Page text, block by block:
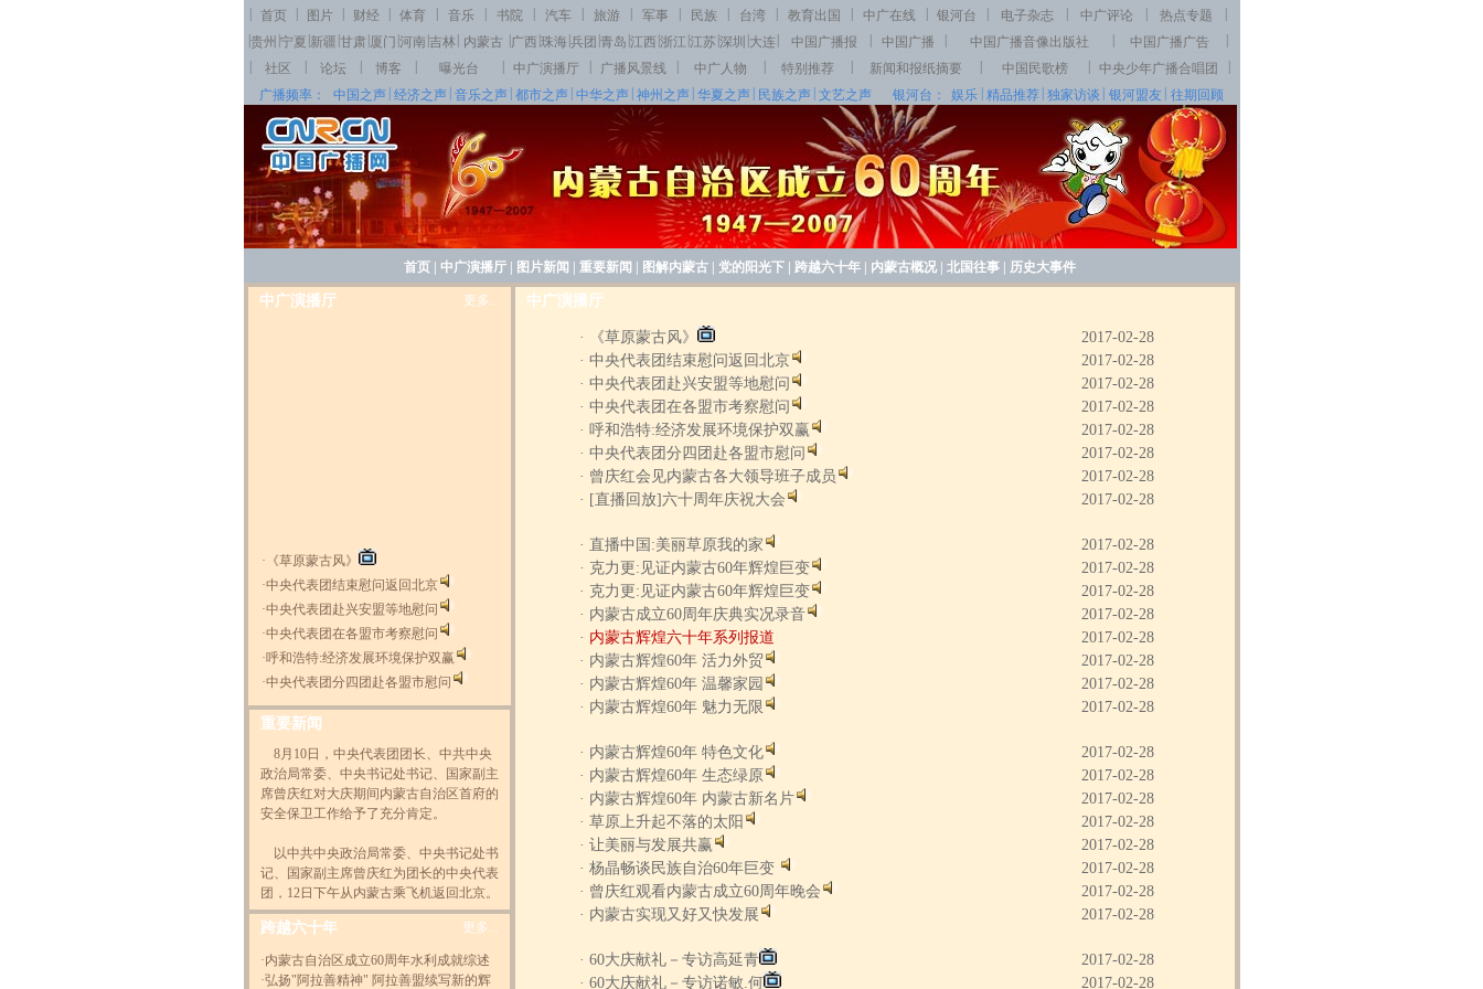
首页 图片 财经 体育 音乐 书院 汽车 旅游 军事 民族 台湾 教育出国 中广在线 银河台 电子杂志 中广评论 热点专题
贵州 宁夏 新疆 甘肃 厦门 河南 吉林 内蒙古 广西 珠海 兵团 青岛 江西 浙江 江苏 深圳 大连 中国广播报 中国广播 中国广播音像出版社 中国广播广告
社区 论坛 博客 曝光台 中广演播厅 广播风景线 中广人物 特别推荐 新闻和报纸摘要 中国民歌榜 中央少年广播合唱团
广播频率：
中国之声 经济之声 音乐之声 都市之声 中华之声 神州之声 华夏之声 民族之声 文艺之声 银河台： 娱乐 精品推荐 独家访谈 银河盟友 往期回顾
首页 中广演播厅 图片新闻 重要新闻 图解内蒙古 党的阳光下 跨越六十年 内蒙古概况 北国往事 历史大事件
中广演播厅 更多...
· 《草原蒙古风》
·中央代表团结束慰问返回北京
·中央代表团赴兴安盟等地慰问
·中央代表团在各盟市考察慰问
·呼和浩特:经济发展环境保护双赢
·中央代表团分四团赴各盟市慰问
重要新闻
政治局常委、中央书记处书记、国家副主
席曾庆红对大庆期间内蒙古自治区首府的
安全保卫工作给予了充分肯定。
记、国家副主席曾庆红为团长的中央代表
团，12日下午从内蒙古乘飞机返回北京。
8月10日，中央代表团团长、中共中央
政治局常委、中央书记处书记、国家副主
席曾庆红对大庆期间内蒙古自治区首府的
安全保卫工作给予了充分肯定。
跨越六十年 更多...
·内蒙古自治区成立60周年水利成就综述
·弘扬"阿拉善精神" 阿拉善盟续写新的辉
中广演播厅
· 《草原蒙古风》
2017-02-28
· 中央代表团结束慰问返回北京
2017-02-28
· 中央代表团赴兴安盟等地慰问
2017-02-28
· 中央代表团在各盟市考察慰问
2017-02-28
· 呼和浩特:经济发展环境保护双赢
2017-02-28
· 中央代表团分四团赴各盟市慰问
2017-02-28
· 曾庆红会见内蒙古各大领导班子成员
2017-02-28
· [直播回放]六十周年庆祝大会 2017-02-28
· 直播中国:美丽草原我的家
2017-02-28
· 克力更:见证内蒙古60年辉煌巨变
2017-02-28
· 克力更:见证内蒙古60年辉煌巨变
2017-02-28
· 内蒙古成立60周年庆典实况录音
2017-02-28
· 内蒙古辉煌六十年系列报道
2017-02-28
· 内蒙古辉煌60年 活力外贸
2017-02-28
· 内蒙古辉煌60年 温馨家园
2017-02-28
· 内蒙古辉煌60年 魅力无限 2017-02-28
· 内蒙古辉煌60年 特色文化
2017-02-28
· 内蒙古辉煌60年 生态绿原
2017-02-28
· 内蒙古辉煌60年 内蒙古新名片
2017-02-28
· 草原上升起不落的太阳
2017-02-28
· 让美丽与发展共赢
2017-02-28
· 杨晶畅谈民族自治60年巨变
2017-02-28
· 曾庆红观看内蒙古成立60周年晚会
2017-02-28
· 内蒙古实现又好又快发展 2017-02-28
· 60大庆献礼－专访高延青
2017-02-28
· 60大庆献礼－专访诺敏.何 2017-02-28